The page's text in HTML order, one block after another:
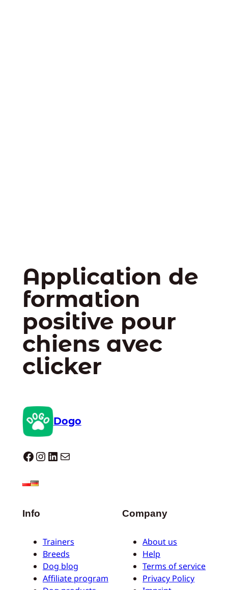
Application de
formation
positive pour
chiens avec
clicker
Dogo
Dogo facebook InstagramLinkedIn E-mail
Info
Trainers
Breeds
Dog blog
Affiliate program
Company
About us
Help
Terms of service
Privacy Policy